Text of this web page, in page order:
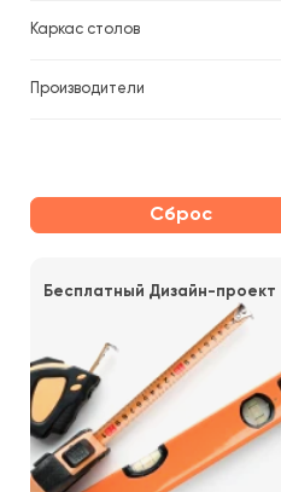
МДФ/экокожа
тамбурат
Каркас столов
Производители
Сброс
Бесплатный Дизайн-проект